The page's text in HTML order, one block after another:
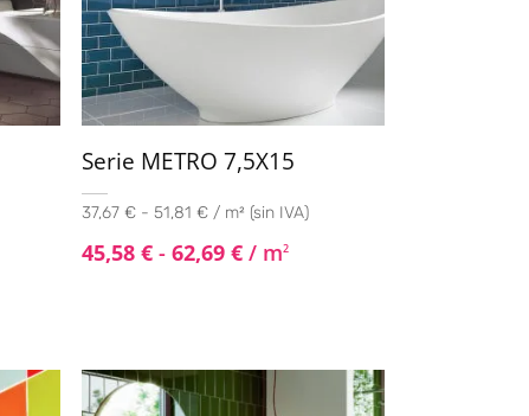
Serie METRO 7,5X15
37,67 € - 51,81 € / m² (sin IVA)
45,58 € - 62,69 €/ m2